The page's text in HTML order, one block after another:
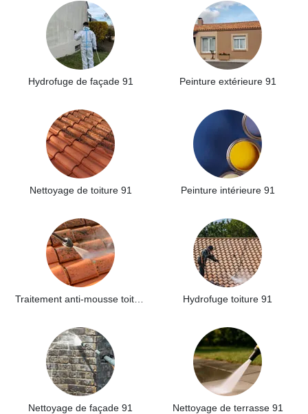
Hydrofuge de façade 91 Peinture extérieure 91
Nettoyage de toiture 91 Peinture intérieure 91
Hydrofuge toiture 91
Nettoyage de façade 91 Nettoyage de terrasse 91